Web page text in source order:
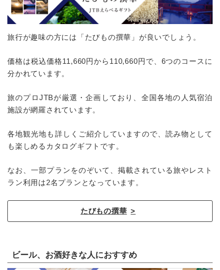
旅行が趣味の方には「たびもの撰華」が良いでしょう。
価格は税込価格11,660円から110,660円で、6つのコースに
分かれています。
旅のプロJTBが厳選・企画しており、全国各地の人気宿泊
施設が網羅されています。
各地観光地も詳しくご紹介していますので、読み物として
も楽しめるカタログギフトです。
なお、一部プランをのぞいて、掲載されている旅やレスト
ラン利用は2名プランとなっています。
たびもの撰華
ビール、お酒好きな人におすすめ